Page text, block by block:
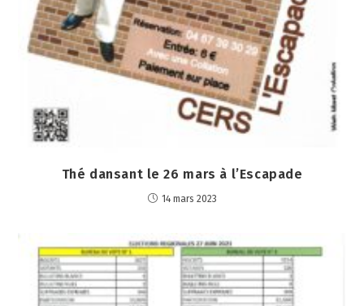
Thé dansant le 26 mars à l’Escapade
14 mars 2023